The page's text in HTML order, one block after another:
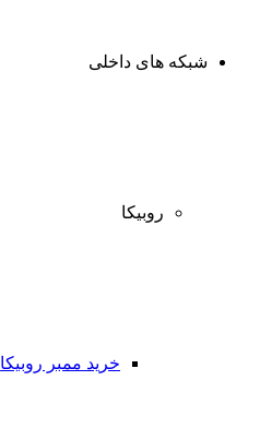
شبکه های داخلی
روبیکا
خرید ممبر روبیکا